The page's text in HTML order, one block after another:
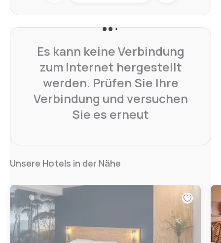
Es kann keine Verbindung
zum Internet hergestellt
werden. Prüfen Sie Ihre
Verbindung und versuchen
Sie es erneut
Unsere Hotels in der Nähe